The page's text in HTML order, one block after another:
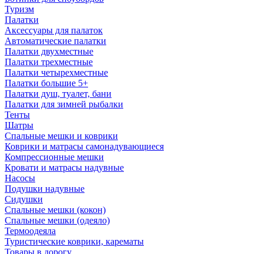
Туризм
Палатки
Аксессуары для палаток
Автоматические палатки
Палатки двухместные
Палатки трехместные
Палатки четырехместные
Палатки большие 5+
Палатки душ, туалет, бани
Палатки для зимней рыбалки
Тенты
Шатры
Спальные мешки и коврики
Коврики и матрасы самонадувающиеся
Компрессионные мешки
Кровати и матрасы надувные
Насосы
Подушки надувные
Сидушки
Спальные мешки (кокон)
Спальные мешки (одеяло)
Термоодеяла
Туристические коврики, карематы
Товары в дорогу